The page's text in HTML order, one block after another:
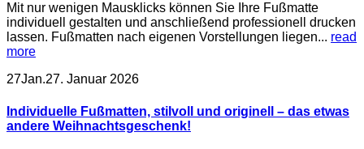
Mit nur wenigen Mausklicks können Sie Ihre Fußmatte
individuell gestalten und anschließend professionell drucken
lassen. Fußmatten nach eigenen Vorstellungen liegen... read
more
27Jan.27. Januar 2026
Individuelle Fußmatten, stilvoll und originell – das etwas
andere Weihnachtsgeschenk!